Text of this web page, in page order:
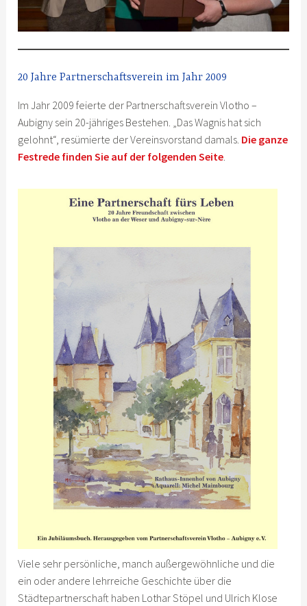
20 Jahre Partnerschaftsverein im Jahr 2009
Im Jahr 2009 feierte der Partnerschaftsverein Vlotho –
Aubigny sein 20-jähriges Bestehen. „Das Wagnis hat sich
gelohnt“, resümierte der Vereinsvorstand damals. Die ganze
Festrede finden Sie auf der folgenden Seite.
Viele sehr persönliche, manch außergewöhnliche und die
ein oder andere lehrreiche Geschichte über die
Städtepartnerschaft haben Lothar Stöpel und Ulrich Klose